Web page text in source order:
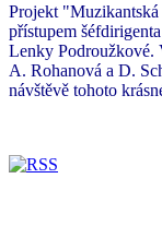
Projekt "Muzikantská
přístupem
Lenky Podroužkové.
A. Rohanová a D.
návštěvě tohoto